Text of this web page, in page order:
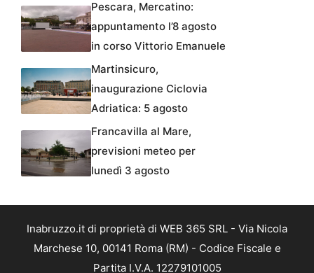
Pescara, Mercatino:
appuntamento l’8 agosto
in corso Vittorio Emanuele
Martinsicuro,
inaugurazione Ciclovia
Adriatica: 5 agosto
Francavilla al Mare,
previsioni meteo per
lunedì 3 agosto
Inabruzzo.it di proprietà di WEB 365 SRL - Via Nicola
Marchese 10, 00141 Roma (RM) - Codice Fiscale e
Partita I.V.A. 12279101005